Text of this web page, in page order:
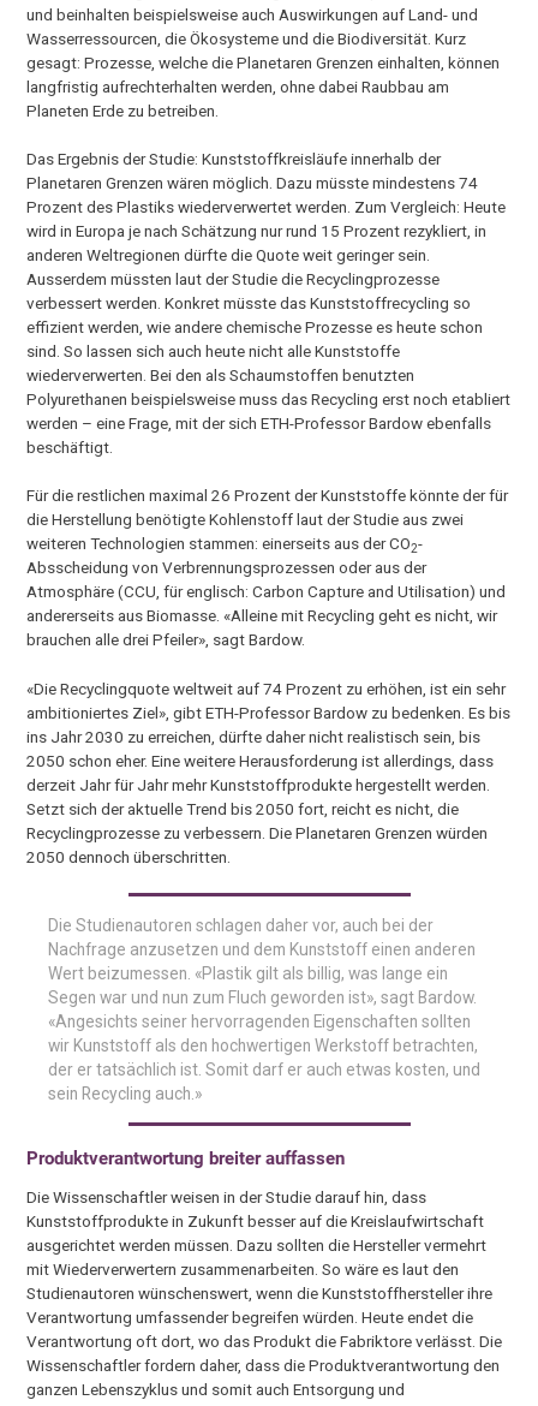
und beinhalten beispielsweise auch Auswirkungen auf Land-​ und
Wasserressourcen, die Ökosysteme und die Biodiversität. Kurz
gesagt: Prozesse, welche die Planetaren Grenzen einhalten, können
langfristig aufrechterhalten werden, ohne dabei Raubbau am
Planeten Erde zu betreiben.
Das Ergebnis der Studie: Kunststoffkreisläufe innerhalb der
Planetaren Grenzen wären möglich. Dazu müsste mindestens 74
Prozent des Plastiks wiederverwertet werden. Zum Vergleich: Heute
wird in Europa je nach Schätzung nur rund 15 Prozent rezykliert, in
anderen Weltregionen dürfte die Quote weit geringer sein.
Ausserdem müssten laut der Studie die Recyclingprozesse
verbessert werden. Konkret müsste das Kunststoffrecycling so
effizient werden, wie andere chemische Prozesse es heute schon
sind. So lassen sich auch heute nicht alle Kunststoffe
wiederverwerten. Bei den als Schaumstoffen benutzten
Polyurethanen beispielsweise muss das Recycling erst noch etabliert
werden – eine Frage, mit der sich ETH-​Professor Bardow ebenfalls
beschäftigt.
Für die restlichen maximal 26 Prozent der Kunststoffe könnte der für
die Herstellung benötigte Kohlenstoff laut der Studie aus zwei
weiteren Technologien stammen: einerseits aus der CO2-​
Absscheidung von Verbrennungsprozessen oder aus der
Atmosphäre (CCU, für englisch: Carbon Capture and Utilisation) und
andererseits aus Biomasse. «Alleine mit Recycling geht es nicht, wir
brauchen alle drei Pfeiler», sagt Bardow.
«Die Recyclingquote weltweit auf 74 Prozent zu erhöhen, ist ein sehr
ambitioniertes Ziel», gibt ETH-​Professor Bardow zu bedenken. Es bis
ins Jahr 2030 zu erreichen, dürfte daher nicht realistisch sein, bis
2050 schon eher. Eine weitere Herausforderung ist allerdings, dass
derzeit Jahr für Jahr mehr Kunststoffprodukte hergestellt werden.
Setzt sich der aktuelle Trend bis 2050 fort, reicht es nicht, die
Recyclingprozesse zu verbessern. Die Planetaren Grenzen würden
2050 dennoch überschritten.
Die Studienautoren schlagen daher vor, auch bei der
Nachfrage anzusetzen und dem Kunststoff einen anderen
Wert beizumessen. «Plastik gilt als billig, was lange ein
Segen war und nun zum Fluch geworden ist», sagt Bardow.
«Angesichts seiner hervorragenden Eigenschaften sollten
wir Kunststoff als den hochwertigen Werkstoff betrachten,
der er tatsächlich ist. Somit darf er auch etwas kosten, und
sein Recycling auch.»
Produktverantwortung breiter auffassen
Die Wissenschaftler weisen in der Studie darauf hin, dass
Kunststoffprodukte in Zukunft besser auf die Kreislaufwirtschaft
ausgerichtet werden müssen. Dazu sollten die Hersteller vermehrt
mit Wiederverwertern zusammenarbeiten. So wäre es laut den
Studienautoren wünschenswert, wenn die Kunststoffhersteller ihre
Verantwortung umfassender begreifen würden. Heute endet die
Verantwortung oft dort, wo das Produkt die Fabriktore verlässt. Die
Wissenschaftler fordern daher, dass die Produktverantwortung den
ganzen Lebenszyklus und somit auch Entsorgung und